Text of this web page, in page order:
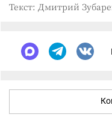
Текст: Дмитрий